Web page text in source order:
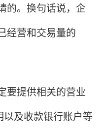
的。换句话说，企
经营和交易量的
提供相关的营业
及收款银行账户等